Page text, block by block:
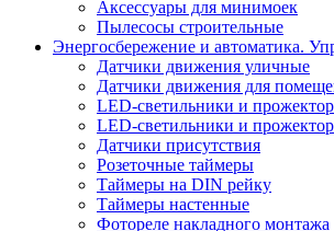
Аксессуары для минимоек
Пылесосы строительные
Энергосбережение и автоматика.
Датчики движения уличные
Датчики движения для
LED-светильники и
LED-светильники и
Датчики присутствия
Розеточные таймеры
Таймеры на DIN рейку
Таймеры настенные
Фотореле накладного монтажа